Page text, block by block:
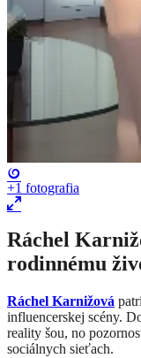
+1 fotografia
Ráchel
rodinnému
Ráchel Karnižová
influencerskej scény.
reality šou, no
sociálnych sieťach.